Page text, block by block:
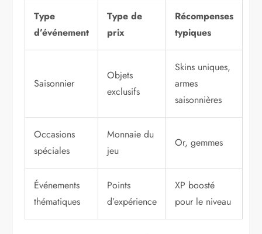
Type
d’événement
Type de
prix
Récompenses
typiques
Saisonnier
Objets
exclusifs
Skins uniques,
armes
saisonnières
Occasions
spéciales
Monnaie du
jeu
Or, gemmes
Événements
thématiques
Points
d’expérience
XP boosté
pour le niveau